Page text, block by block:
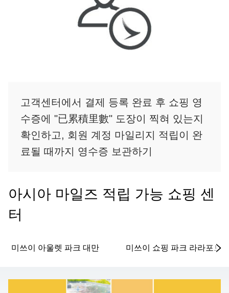
고객센터에서 결제 등록 완료 후 쇼핑 영
수증에 "已累積里數" 도장이 찍혀 있는지
확인하고, 회원 계정 마일리지 적립이 완
료될 때까지 영수증 보관하기
아시아 마일즈 적립 가능 쇼핑 센
터
미쓰이 아울렛 파크 대만 미쓰이 쇼핑 파크 라라포트